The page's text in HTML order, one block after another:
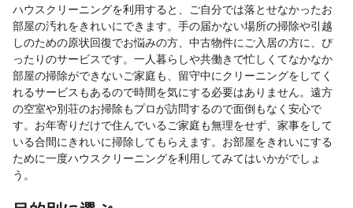
ハウスクリーニングを利用すると、ご自分では落とせなかったお
部屋の汚れをきれいにできます。手の届かない場所の掃除や引越
しのための原状回復でお悩みの方、中古物件にご入居の方に、ぴ
ったりのサービスです。一人暮らしや共働きで忙しくてなかなか
部屋の掃除ができないご家庭も、留守中にクリーニングをしてく
れるサービスもあるので時間を気にする必要はありません。遠方
の空室や別荘のお掃除もプロが訪問するので面倒もなく安心で
す。お年寄りだけで住んでいるご家庭も無理をせず、家事をして
いる合間にきれいに掃除してもらえます。お部屋をきれいにする
ために一度ハウスクリーニングを利用してみてはいかがでしょ
う。